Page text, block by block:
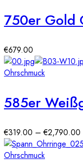
750er Gold
€679.00
Ohrschmuck
585er
€319.00 –€2,790.00
Ohrschmuck